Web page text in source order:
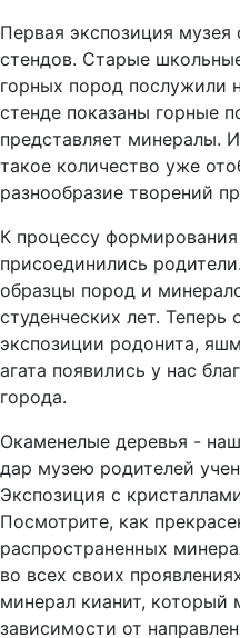
Первая экспозиция музея
стендов. Старые
горных пород послужили
стенде показаны горные
представляет минералы.
такое количество уже
разнообразие творений
К процессу
присоединились
образцы пород и
студенческих лет.
экспозиции родонита,
агата появились у нас
города.
Окаменелые деревья -
дар музею родителей
Экспозиция с
Посмотрите, как
распространенных
во всех своих
минерал кианит, который
зависимости от